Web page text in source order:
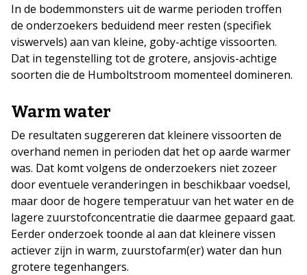
In de bodemmonsters uit de warme perioden troffen
de onderzoekers beduidend meer resten (specifiek
viswervels) aan van kleine, goby-achtige vissoorten.
Dat in tegenstelling tot de grotere, ansjovis-achtige
soorten die de Humboltstroom momenteel domineren.
Warm water
De resultaten suggereren dat kleinere vissoorten de
overhand nemen in perioden dat het op aarde warmer
was. Dat komt volgens de onderzoekers niet zozeer
door eventuele veranderingen in beschikbaar voedsel,
maar door de hogere temperatuur van het water en de
lagere zuurstofconcentratie die daarmee gepaard gaat.
Eerder onderzoek toonde al aan dat kleinere vissen
actiever zijn in warm, zuurstofarm(er) water dan hun
grotere tegenhangers.